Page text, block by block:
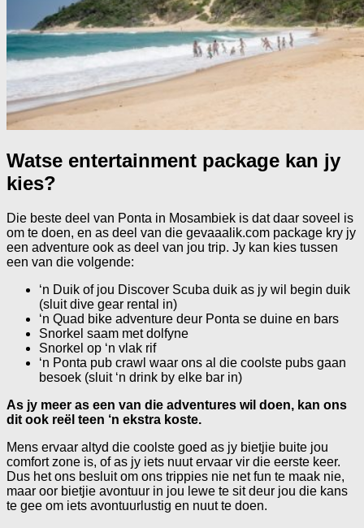
Watse entertainment package kan jy
kies?
Die beste deel van Ponta in Mosambiek is dat daar soveel is
om te doen, en as deel van die gevaaalik.com package kry jy
een adventure ook as deel van jou trip. Jy kan kies tussen
een van die volgende:
‘n Duik of jou Discover Scuba duik as jy wil begin duik
(sluit dive gear rental in)
‘n Quad bike adventure deur Ponta se duine en bars
Snorkel saam met dolfyne
Snorkel op ‘n vlak rif
‘n Ponta pub crawl waar ons al die coolste pubs gaan
besoek (sluit ‘n drink by elke bar in)
As jy meer as een van die adventures wil doen, kan ons
dit ook reël teen ‘n ekstra koste.
Mens ervaar altyd die coolste goed as jy bietjie buite jou
comfort zone is, of as jy iets nuut ervaar vir die eerste keer.
Dus het ons besluit om ons trippies nie net fun te maak nie,
maar oor bietjie avontuur in jou lewe te sit deur jou die kans
te gee om iets avontuurlustig en nuut te doen.